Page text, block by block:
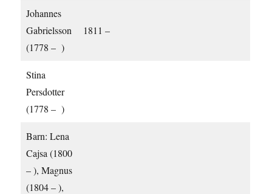
Johannes
Gabrielsson
(1778 – )
1811 –
Stina
Persdotter
(1778 – )
Barn: Lena
Cajsa (1800
– ), Magnus
(1804 – ),